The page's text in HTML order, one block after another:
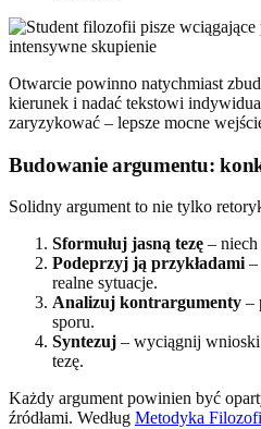
Otwarcie powinno natychmiast
kierunek i nadać tekstowi
zaryzykować – lepsze mocne
Budowanie argumentu:
Solidny argument to nie tylko
Sformułuj jasną tezę –
Podeprzyj ją przykładami–
realne sytuacje.
Analizuj kontrargumenty –
sporu.
Syntezuj – wyciągnij wnioski
tezę.
Każdy argument powinien być
źródłami. Według Metodyka